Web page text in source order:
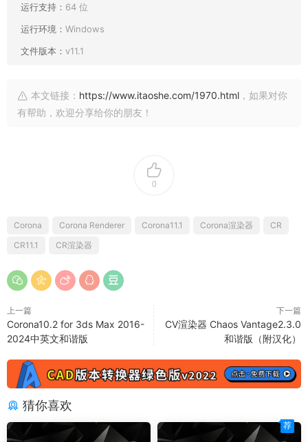
运行支持： 64 位
运行环境： Windows
文件版本： v11.1
本文链接： https://www.itaoshe.com/1970.html ，如果对你
有帮助，欢迎分享给你的朋友！
0
Corona Corona Renderer Corona11.1 Corona渲染器
CR
CR11.1
CR渲染器
上一篇
Corona10.2 for 3ds Max 2016-
2024中英文和谐版
下一篇
CV渲染器 Chaos Vantage2.3.0
和谐版（附汉化）
猜你喜欢
荐